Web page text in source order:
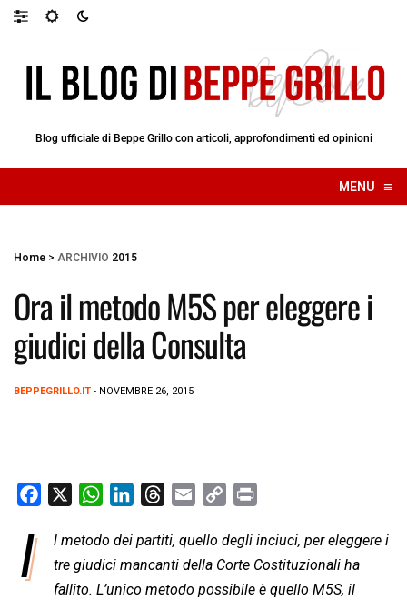
Blog ufficiale di Beppe Grillo con articoli, approfondimenti ed opinioni
MENU ≡
☰
Home > ARCHIVIO 2015
Ora il metodo M5S per eleggere i
giudici della Consulta
BEPPEGRILLO.IT - NOVEMBRE 26, 2015
W
a
t
s
n
k
e
r
e
a
a
i
l
p
y
L
i
n
t
I
l metodo dei partiti, quello degli inciuci, per eleggere i
tre giudici mancanti della Corte Costituzionali ha
fallito. L’unico metodo possibile è quello M5S, il